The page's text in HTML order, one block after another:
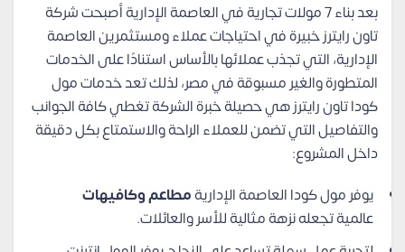
بعد بناء 7 مولات تجارية في العاصمة الإدارية أصبحت شركة
تاون رايترز خبيرة في احتياجات عملاء ومستثمرين العاصمة
الإدارية، التي تجذب عملائها بالأساس استنادًا على الخدمات
المتطورة والغير مسبوقة في مصر، لذلك تعد خدمات مول
كودا تاون رايترز هي حصيلة خبرة الشركة تغطي كافة الجوانب
والتفاصيل التي تضمن للعملاء الراحة والاستمتاع بكل دقيقة
داخل المشروع:
يوفر مول كودا العاصمة الإداريةمطاعم وكافيهات
عالمية تجعله نزهة مثالية للأسر والعائلات.